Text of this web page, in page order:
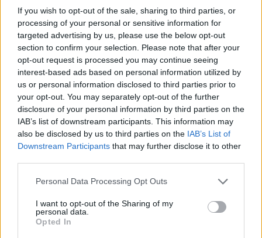
If you wish to opt-out of the sale, sharing to third parties, or
processing of your personal or sensitive information for
targeted advertising by us, please use the below opt-out
section to confirm your selection. Please note that after your
opt-out request is processed you may continue seeing
interest-based ads based on personal information utilized by
us or personal information disclosed to third parties prior to
your opt-out. You may separately opt-out of the further
disclosure of your personal information by third parties on the
IAB’s list of downstream participants. This information may
also be disclosed by us to third parties on the IAB’s List of
Downstream Participants that may further disclose it to other
Personal Data Processing Opt Outs
I want to opt-out of the Sharing of my
personal data.
Opted In
perdavimą bei rinko 6,4 naudingumo balo.
2021–2022 m. sezone vilnietis su Pasvalio
ekipos marškinėliais „Betsafe-LKL“
čempionate per 21 minutę fiksavo 9 taškų,
6,8 atkovoto kamuolio bei 10,2 naudingumo
balo statistiką.
Susiję straipsniai